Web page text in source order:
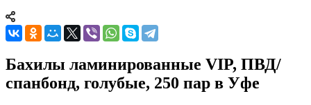
Бахилы ламинированные VIP, ПВД/
спанбонд, голубые, 250 пар в Уфе